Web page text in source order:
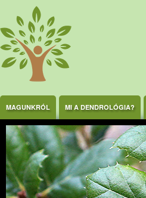
Ugrás a tartalomra
MAGUNKRÓL MI A DENDROLÓGIA?